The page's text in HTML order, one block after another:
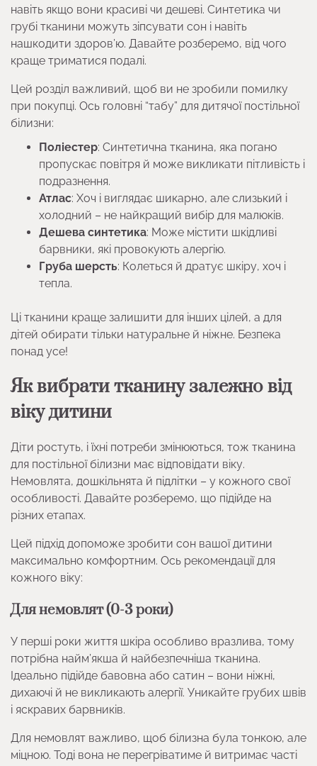
навіть якщо вони красиві чи дешеві. Синтетика чи
грубі тканини можуть зіпсувати сон і навіть
нашкодити здоров’ю. Давайте розберемо, від чого
краще триматися подалі.
Цей розділ важливий, щоб ви не зробили помилку
при покупці. Ось головні “табу” для дитячої постільної
білизни:
Поліестер: Синтетична тканина, яка погано
пропускає повітря й може викликати пітливість і
подразнення.
Атлас: Хоч і виглядає шикарно, але слизький і
холодний – не найкращий вибір для малюків.
Дешева синтетика: Може містити шкідливі
барвники, які провокують алергію.
Груба шерсть: Колеться й дратує шкіру, хоч і
тепла.
Ці тканини краще залишити для інших цілей, а для
дітей обирати тільки натуральне й ніжне. Безпека
понад усе!
Як вибрати тканину залежно від
віку дитини
Діти ростуть, і їхні потреби змінюються, тож тканина
для постільної білизни має відповідати віку.
Немовлята, дошкільнята й підлітки – у кожного свої
особливості. Давайте розберемо, що підійде на
різних етапах.
Цей підхід допоможе зробити сон вашої дитини
максимально комфортним. Ось рекомендації для
кожного віку:
Для немовлят (0-3 роки)
У перші роки життя шкіра особливо вразлива, тому
потрібна найм’якша й найбезпечніша тканина.
Ідеально підійде бавовна або сатин – вони ніжні,
дихаючі й не викликають алергії. Уникайте грубих швів
і яскравих барвників.
Для немовлят важливо, щоб білизна була тонкою, але
міцною. Тоді вона не перегріватиме й витримає часті